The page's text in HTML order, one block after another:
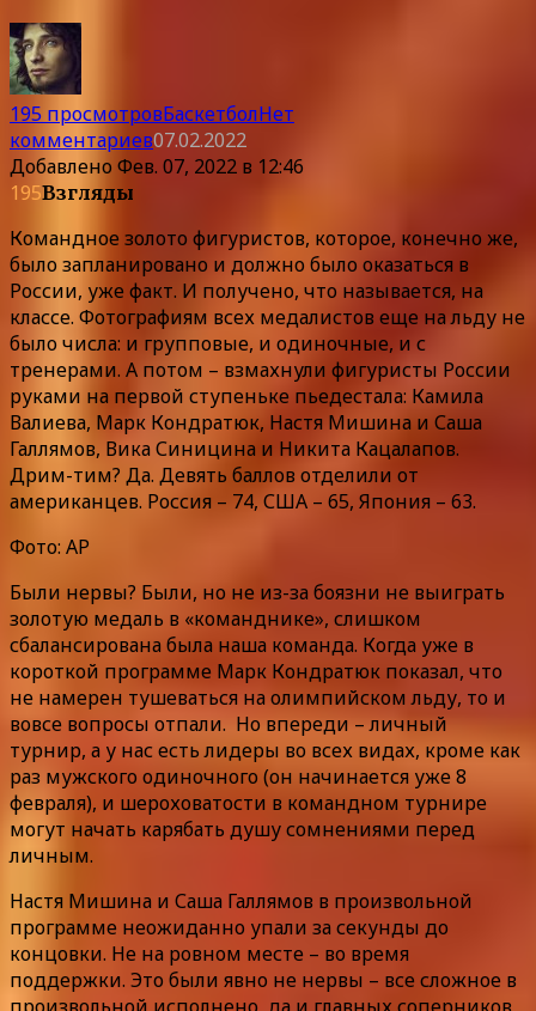
195 просмотровБаскетболНет
комментариев07.02.2022
Добавлено Фев. 07, 2022 в 12:46
195Взгляды
Командное золото фигуристов, которое, конечно же,
было запланировано и должно было оказаться в
России, уже факт. И получено, что называется, на
классе. Фотографиям всех медалистов еще на льду не
было числа: и групповые, и одиночные, и с
тренерами. А потом – взмахнули фигуристы России
руками на первой ступеньке пьедестала: Камила
Валиева, Марк Кондратюк, Настя Мишина и Саша
Галлямов, Вика Синицина и Никита Кацалапов.
Дрим-тим? Да. Девять баллов отделили от
американцев. Россия – 74, США – 65, Япония – 63.
Фото: AP
Были нервы? Были, но не из-за боязни не выиграть
золотую медаль в «команднике», слишком
сбалансирована была наша команда. Когда уже в
короткой программе Марк Кондратюк показал, что
не намерен тушеваться на олимпийском льду, то и
вовсе вопросы отпали. Но впереди – личный
турнир, а у нас есть лидеры во всех видах, кроме как
раз мужского одиночного (он начинается уже 8
февраля), и шероховатости в командном турнире
могут начать карябать душу сомнениями перед
личным.
Настя Мишина и Саша Галлямов в произвольной
программе неожиданно упали за секунды до
концовки. Не на ровном месте – во время
поддержки. Это были явно не нервы – все сложное в